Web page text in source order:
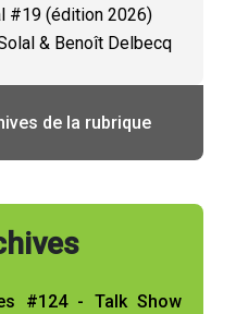
#19 (édition 2026)
& Benoît Delbecq
de la rubrique
#124 - Talk Show